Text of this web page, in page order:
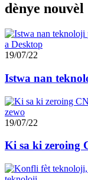
dènye nouvèl
19/07/22
Istwa nan
19/07/22
Ki sa ki zeroing